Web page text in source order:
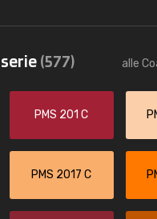
(577) alle
PMS 201 C
PMS 2017 C